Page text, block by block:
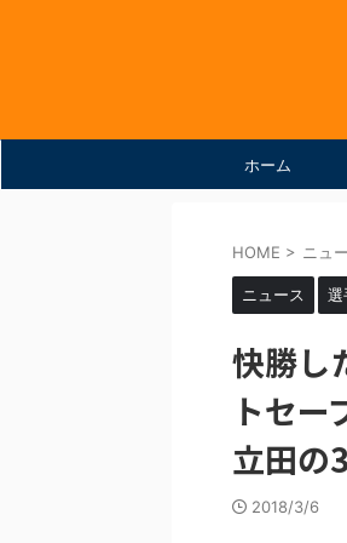
ホーム
HOME > ニュ
ニュース 選
快勝し
トセ
立田の
2018/3/6